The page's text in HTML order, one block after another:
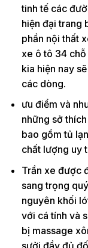
tinh tế các
hiện đại trang
phần nội thất
xe ô tô 34 chỗ
kia hiện nay
các dòng.
ưu điểm và
những sở
bao gồm tủ
chất lượng uy
Trần xe được
sang trọng
nguyên khối
với cá tính và
bị massage
sưởi đầy đủ